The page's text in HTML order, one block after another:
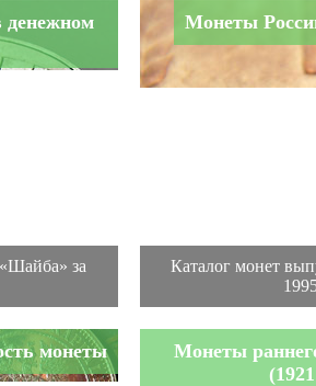
денежном
за
Монеты
Каталог монет
монеты
Монеты